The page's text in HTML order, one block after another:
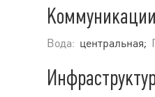
Коммуникации
Вода: центральная;